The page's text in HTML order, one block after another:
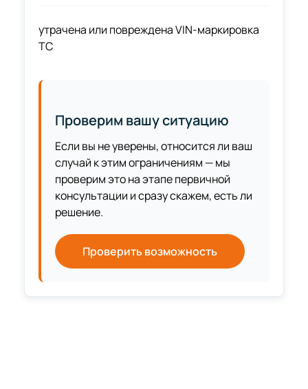
утрачена или повреждена VIN-маркировка
ТС
Проверим вашу ситуацию
Если вы не уверены, относится ли ваш
случай к этим ограничениям — мы
проверим это на этапе первичной
консультации и сразу скажем, есть ли
решение.
Проверить возможность